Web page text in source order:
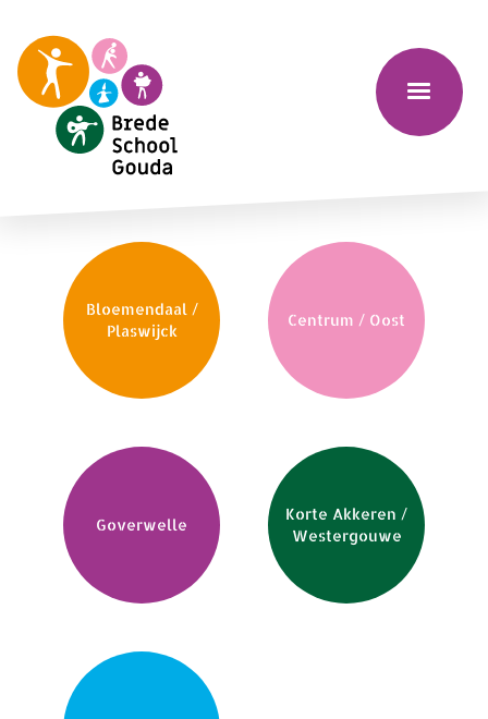
Bloemendaal /
Plaswijck
Centrum / Oost
Goverwelle
Korte Akkeren /
Westergouwe